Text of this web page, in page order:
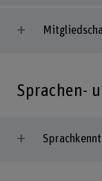
Sprachen-